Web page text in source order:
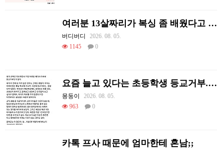
여러분 13살짜리가 복싱 좀 배웠다고 깝치는데 어떻게 할까요?
버디버디
2026. 08. 05.
1145
0
요즘 늘고 있다는 초등학생 등교거부.jpg
몽둥이
2026. 08. 05.
963
0
카톡 프사 때문에 엄마한테 혼남;;